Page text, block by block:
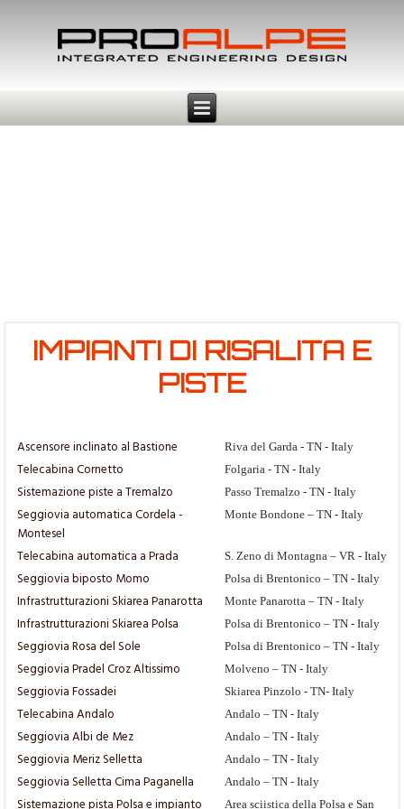
IMPIANTI DI RISALITA E
PISTE
Ascensore inclinato al Bastione Riva del Garda - TN - Italy
Telecabina Cornetto Folgaria - TN - Italy
Sistemazione piste a Tremalzo Passo Tremalzo - TN - Italy
Seggiovia automatica Cordela -
Montesel
Monte Bondone – TN - Italy
Telecabina automatica a Prada S. Zeno di Montagna – VR - Italy
Seggiovia biposto Momo Polsa di Brentonico – TN - Italy
Infrastrutturazioni Skiarea Panarotta Monte Panarotta – TN - Italy
Infrastrutturazioni Skiarea Polsa Polsa di Brentonico – TN - Italy
Seggiovia Rosa del Sole Polsa di Brentonico – TN - Italy
Seggiovia Pradel Croz Altissimo Molveno – TN - Italy
Seggiovia Fossadei Skiarea Pinzolo - TN- Italy
Telecabina Andalo Andalo – TN - Italy
Seggiovia Albi de Mez Andalo – TN - Italy
Seggiovia Meriz Selletta Andalo – TN - Italy
Seggiovia Selletta Cima Paganella Andalo – TN - Italy
Sistemazione pista Polsa e impianto Area sciistica della Polsa e San